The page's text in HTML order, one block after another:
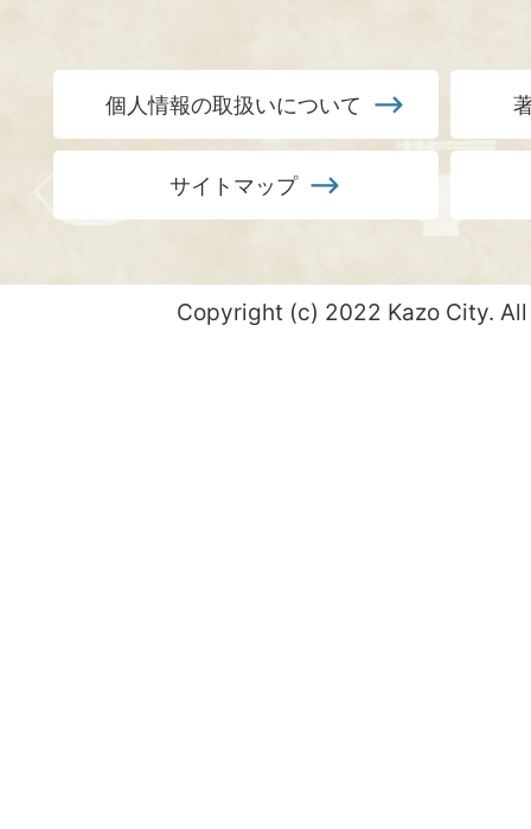
個人情報の取扱いについて
サイトマップ
Copyright (c) 2022 Kazo City.